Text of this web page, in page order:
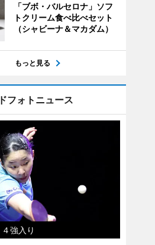
「ブボ・バルセロナ」ソフ
トクリーム食べ比べセット
（シャビーナ＆マカダム）
もっと見る
フォトニュース
強入り